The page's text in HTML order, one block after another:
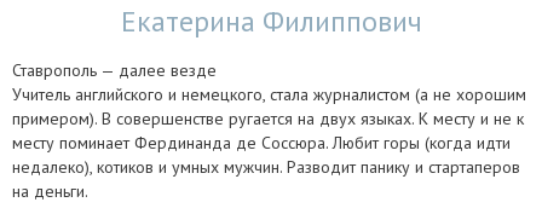
Екатерина Филиппович
Ставрополь — далее везде
Учитель английского и немецкого, стала журналистом (а не хорошим
примером). В совершенстве ругается на двух языках. К месту и не к
месту поминает Фердинанда де Соссюра. Любит горы (когда идти
недалеко), котиков и умных мужчин. Разводит панику и стартаперов
на деньги.